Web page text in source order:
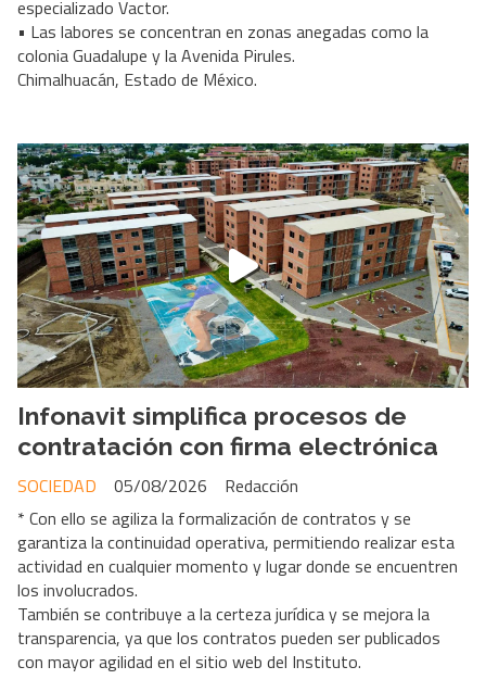
especializado Vactor.
• Las labores se concentran en zonas anegadas como la
colonia Guadalupe y la Avenida Pirules.
Chimalhuacán, Estado de México.
Infonavit simplifica procesos de
contratación con firma electrónica
Redacción
SOCIEDAD
05/08/2026
* Con ello se agiliza la formalización de contratos y se
garantiza la continuidad operativa, permitiendo realizar esta
actividad en cualquier momento y lugar donde se encuentren
los involucrados.
También se contribuye a la certeza jurídica y se mejora la
transparencia, ya que los contratos pueden ser publicados
con mayor agilidad en el sitio web del Instituto.